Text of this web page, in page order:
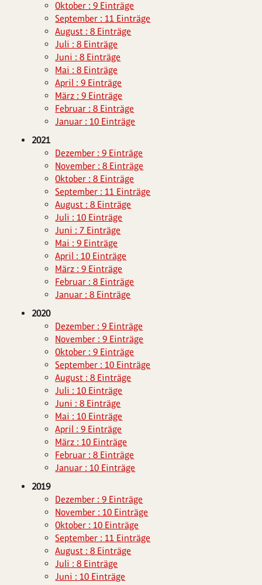
Oktober : 9 Einträge
September : 11 Einträge
August : 8 Einträge
Juli : 8 Einträge
Juni : 8 Einträge
Mai : 8 Einträge
April : 9 Einträge
März : 9 Einträge
Februar : 8 Einträge
Januar : 10 Einträge
2021
Dezember : 9 Einträge
November : 8 Einträge
Oktober : 8 Einträge
September : 11 Einträge
August : 8 Einträge
Juli : 10 Einträge
Juni : 7 Einträge
Mai : 9 Einträge
April : 10 Einträge
März : 9 Einträge
Februar : 8 Einträge
Januar : 8 Einträge
2020
Dezember : 9 Einträge
November : 9 Einträge
Oktober : 9 Einträge
September : 10 Einträge
August : 8 Einträge
Juli : 10 Einträge
Juni : 8 Einträge
Mai : 10 Einträge
April : 9 Einträge
März : 10 Einträge
Februar : 8 Einträge
Januar : 10 Einträge
2019
Dezember : 9 Einträge
November : 10 Einträge
Oktober : 10 Einträge
September : 11 Einträge
August : 8 Einträge
Juli : 8 Einträge
Juni : 10 Einträge